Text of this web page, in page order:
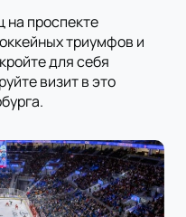
на проспекте
триумфов и
для себя
визит в это